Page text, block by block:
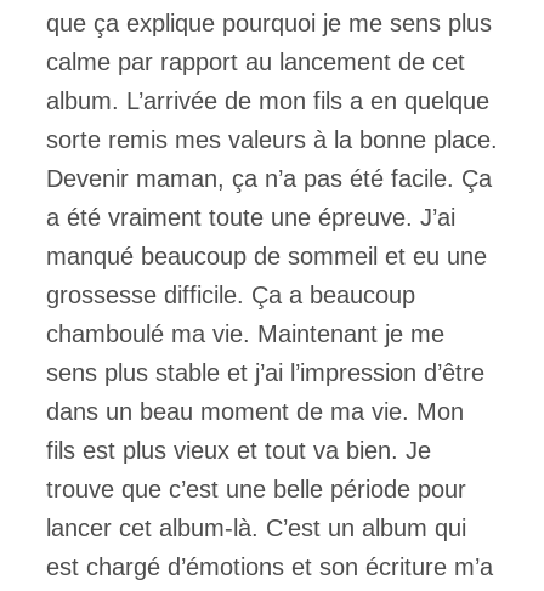
que ça explique pourquoi je me sens plus
calme par rapport au lancement de cet
album. L’arrivée de mon fils a en quelque
sorte remis mes valeurs à la bonne place.
Devenir maman, ça n’a pas été facile. Ça
a été vraiment toute une épreuve. J’ai
manqué beaucoup de sommeil et eu une
grossesse difficile. Ça a beaucoup
chamboulé ma vie. Maintenant je me
sens plus stable et j’ai l’impression d’être
dans un beau moment de ma vie. Mon
fils est plus vieux et tout va bien. Je
trouve que c’est une belle période pour
lancer cet album-là. C’est un album qui
est chargé d’émotions et son écriture m’a